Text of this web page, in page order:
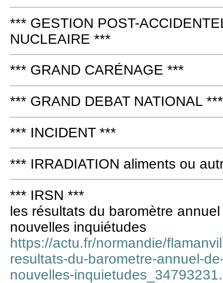
*** GESTION POST-
NUCLEAIRE ***
*** GRAND CARÉNAGE ***
*** GRAND DEBAT NATIONAL ***
*** INCIDENT ***
*** IRRADIATION aliments ou
*** IRSN ***
les résultats du baromètre
nouvelles inquiétudes
https://actu.fr/normandie/
resultats-du-barometre-annuel-
nouvelles-